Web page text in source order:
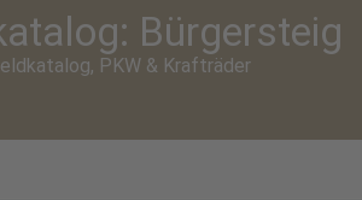
Bürgersteig
, PKW & Krafträder